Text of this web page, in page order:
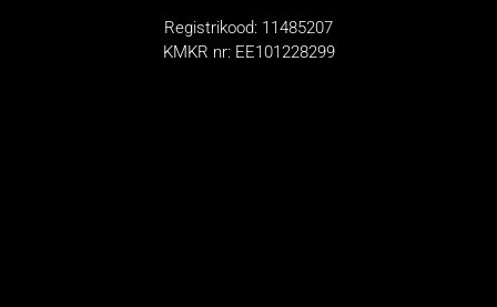
Registrikood: 11485207
KMKR nr: EE101228299